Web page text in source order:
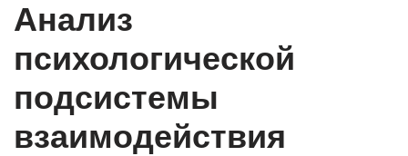
Анализ
психологической
подсистемы
взаимодействия